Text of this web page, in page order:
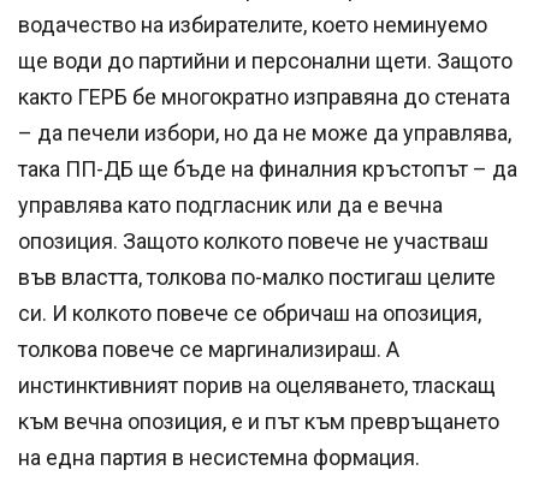
водачество на избирателите, което неминуемо
ще води до партийни и персонални щети. Защото
както ГЕРБ бе многократно изправяна до стената
– да печели избори, но да не може да управлява,
така ПП-ДБ ще бъде на финалния кръстопът – да
управлява като подгласник или да е вечна
опозиция. Защото колкото повече не участваш
във властта, толкова по-малко постигаш целите
си. И колкото повече се обричаш на опозиция,
толкова повече се маргинализираш. А
инстинктивният порив на оцеляването, тласкащ
към вечна опозиция, е и път към превръщането
на една партия в несистемна формация.